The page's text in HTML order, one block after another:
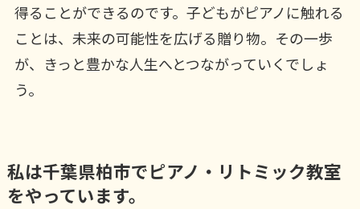
得ることができるのです。子どもがピアノに触れる
ことは、未来の可能性を広げる贈り物。その一歩
が、きっと豊かな人生へとつながっていくでしょ
う。
私は千葉県柏市でピアノ・リトミック教室
をやっています。